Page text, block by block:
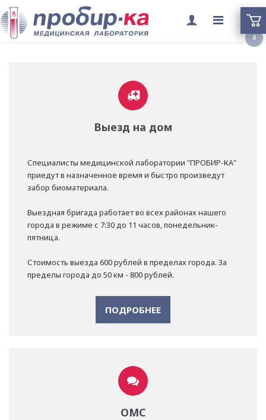
меню
Выезд на дом
Специалисты медицинской лаборатории "ПРОБИР-КА"
приедут в назначенное время и быстро произведут
забор биоматериала.
Выездная бригада работает во всех районах нашего
города в режиме с 7:30 до 11 часов, понедельник-
пятница.
Стоимость выезда 600 рублей в пределах города. За
пределы города до 50 км - 800 рублей.
ПОДРОБНЕЕ
ОМС
0